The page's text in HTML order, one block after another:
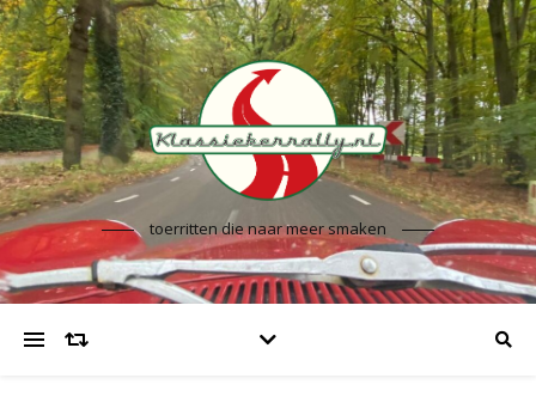
toerritten die naar meer smaken